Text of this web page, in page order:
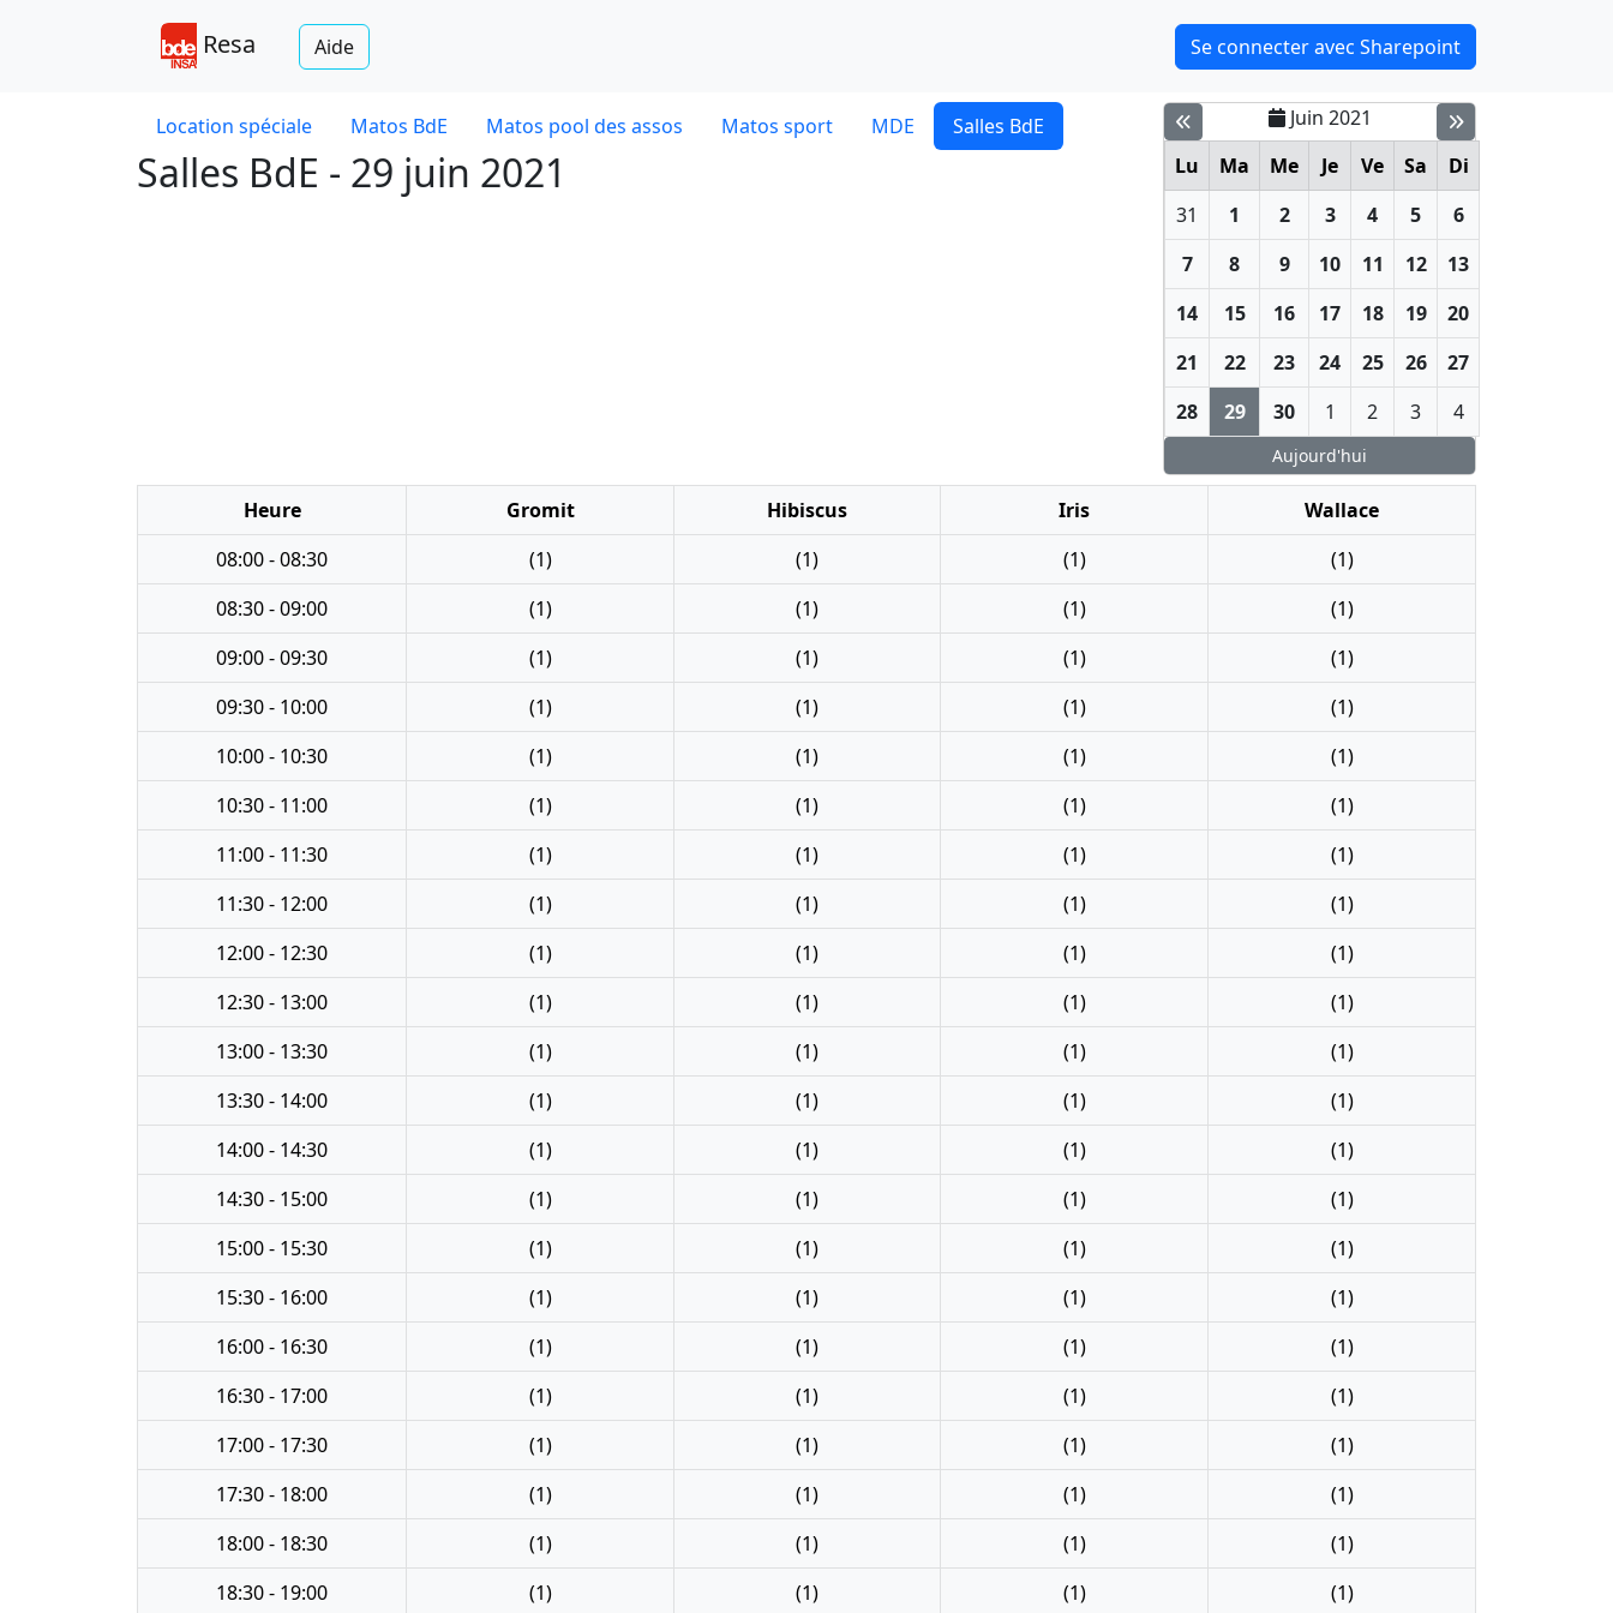
Resa Aide Se connecter avec Sharepoint
Location spéciale Matos BdE Matos pool des assos Matos sport MDE Salles BdE
Salles BdE - 29 juin 2021
Juin 2021
Lu
Ma Me Je Ve Sa
Di
31
1 2 3 4 5
6
7
8 9 10 11 12
13
14
15 16 17 18 19
20
21
22 23 24 25 26
27
28
29 30 1 2 3 4
Aujourd'hui
Heure Gromit Hibiscus Iris
Wallace
08:00 - 08:30
(1) (1) (1)
(1)
08:30 - 09:00
(1) (1) (1)
(1)
09:00 - 09:30
(1) (1) (1)
(1)
09:30 - 10:00
(1) (1) (1)
(1)
10:00 - 10:30
(1) (1) (1)
(1)
10:30 - 11:00
(1) (1) (1)
(1)
11:00 - 11:30
(1) (1) (1)
(1)
11:30 - 12:00
(1) (1) (1)
(1)
12:00 - 12:30
(1) (1) (1)
(1)
12:30 - 13:00
(1) (1) (1)
(1)
13:00 - 13:30
(1) (1) (1)
(1)
13:30 - 14:00
(1) (1) (1)
(1)
14:00 - 14:30
(1) (1) (1)
(1)
14:30 - 15:00
(1) (1) (1)
(1)
15:00 - 15:30
(1) (1) (1)
(1)
15:30 - 16:00
(1) (1) (1)
(1)
16:00 - 16:30
(1) (1) (1)
(1)
16:30 - 17:00
(1) (1) (1)
(1)
17:00 - 17:30
(1) (1) (1)
(1)
17:30 - 18:00
(1) (1) (1)
(1)
18:00 - 18:30
(1) (1) (1)
(1)
18:30 - 19:00
(1) (1) (1) (1)